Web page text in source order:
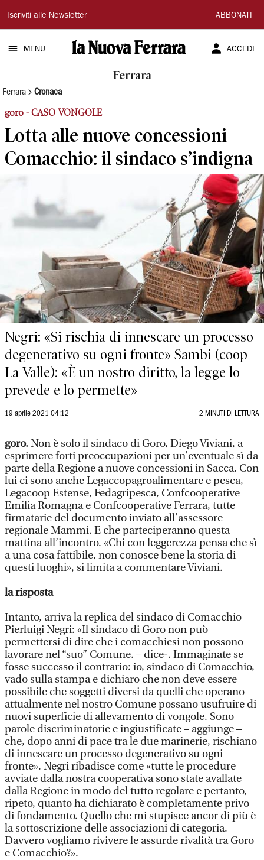
La
Nuova
Ferrara
Iscriviti alle Newsletter ABBONATI
MENU ACCEDI
Ferrara
Ferrara Cronaca
goro - CASO VONGOLE
Lotta alle nuove concessioni
Comacchio: il sindaco s’indigna
Negri: «Si rischia di innescare un processo
degenerativo su ogni fronte» Sambi (coop
La Valle): «È un nostro diritto, la legge lo
prevede e lo permette»
19 aprile 2021 04:12 2 MINUTI DI LETTURA
goro.Non è solo il sindaco di Goro, Diego Viviani, a
esprimere forti preoccupazioni per un’eventuale sì da
parte della Regione a nuove concessioni in Sacca. Con
lui ci sono anche Legaccopagroalimentare e pesca,
Legacoop Estense, Fedagripesca, Confcooperative
Emilia Romagna e Confcooperative Ferrara, tutte
firmatarie del documento inviato all’assessore
regionale Mammi. E che parteciperanno questa
mattina all’incontro. «Chi con leggerezza pensa che sì
a una cosa fattibile, non conosce bene la storia di
questi luoghi», si limita a commentare Viviani.
la risposta
Intanto, arriva la replica del sindaco di Comacchio
Pierluigi Negri: «Il sindaco di Goro non può
permettersi di dire che i comacchiesi non possono
lavorare nel “suo” Comune. – dice-. Immaginate se
fosse successo il contrario: io, sindaco di Comacchio,
vado sulla stampa e dichiaro che non deve essere
possibile che soggetti diversi da quelli che operano
attualmente nel nostro Comune possano usufruire di
nuovi superficie di allevamento di vongole. Sono
parole discriminatorie e ingiustificate – aggiunge –
che, dopo anni di pace tra le due marinerie, rischiano
di innescare un processo degenerativo su ogni
fronte». Negri ribadisce come «tutte le procedure
avviate dalla nostra cooperativa sono state avallate
dalla Regione in modo del tutto regolare e pertanto,
ripeto, quanto ha dichiarato è completamente privo
di fondamento. Quello che mi stupisce ancor di più è
la sottoscrizione delle associazioni di categoria.
Davvero vogliamo rivivere le assurde rivalità tra Goro
e Comacchio?».